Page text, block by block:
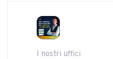
I nostri uffici